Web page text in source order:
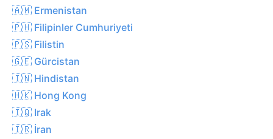
🇦🇲 Ermenistan
🇵🇭 Filipinler Cumhuriyeti
🇵🇸 Filistin
🇬🇪 Gürcistan
🇮🇳 Hindistan
🇭🇰 Hong Kong
🇮🇶 Irak
🇮🇷 İran